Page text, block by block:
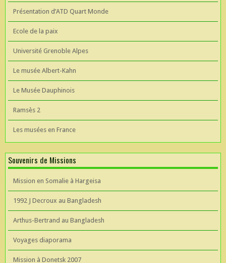
Présentation d’ATD Quart Monde
Ecole de la paix
Université Grenoble Alpes
Le musée Albert-Kahn
Le Musée Dauphinois
Ramsès 2
Les musées en France
Souvenirs de Missions
Mission en Somalie à Hargeisa
1992 J Decroux au Bangladesh
Arthus-Bertrand au Bangladesh
Voyages diaporama
Mission à Donetsk 2007